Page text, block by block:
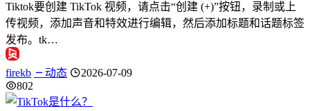
Tiktok要创建 TikTok 视频，请点击“创建 (+)”按钮，录制或上
传视频，添加声音和特效进行编辑，然后添加标题和话题标签
发布。tk…
firekb 动态
2026-07-09
802